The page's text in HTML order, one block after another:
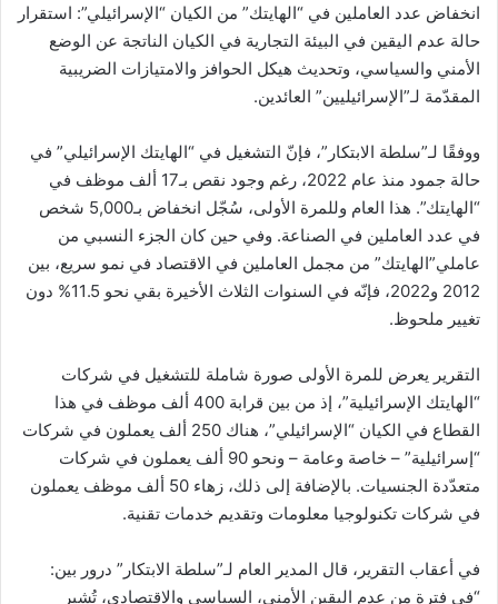
انخفاض عدد العاملين في “الهايتك” من الكيان “الإسرائيلي”: استقرار
حالة عدم اليقين في البيئة التجارية في الكيان الناتجة عن الوضع
الأمني والسياسي، وتحديث هيكل الحوافز والامتيازات الضريبية
المقدّمة لـ”الإسرائيليين” العائدين.
ووفقًا لـ”سلطة الابتكار”، فإنّ التشغيل في “الهايتك الإسرائيلي” في
حالة جمود منذ عام 2022، رغم وجود نقص بـ17 ألف موظف في
“الهايتك”. هذا العام وللمرة الأولى، سُجّل انخفاض بـ5,000 شخص
في عدد العاملين في الصناعة. وفي حين كان الجزء النسبي من
عاملي”الهايتك” من مجمل العاملين في الاقتصاد في نمو سريع، بين
2012 و2022، فإنّه في السنوات الثلاث الأخيرة بقي نحو 11.5% دون
تغيير ملحوظ.
التقرير يعرض للمرة الأولى صورة شاملة للتشغيل في شركات
“الهايتك الإسرائيلية”، إذ من بين قرابة 400 ألف موظف في هذا
القطاع في الكيان “الإسرائيلي”، هناك 250 ألف يعملون في شركات
“إسرائيلية” – خاصة وعامة – ونحو 90 ألف يعملون في شركات
متعدّدة الجنسيات. بالإضافة إلى ذلك، زهاء 50 ألف موظف يعملون
في شركات تكنولوجيا معلومات وتقديم خدمات تقنية.
في أعقاب التقرير، قال المدير العام لـ”سلطة الابتكار” درور بين:
“في فترة من عدم اليقين الأمني، السياسي والاقتصادي، تُشير